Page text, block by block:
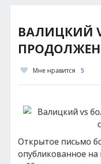
ВАЛИЦКИЙ
Мне нравится 5
Открытое письмо
опубликованное